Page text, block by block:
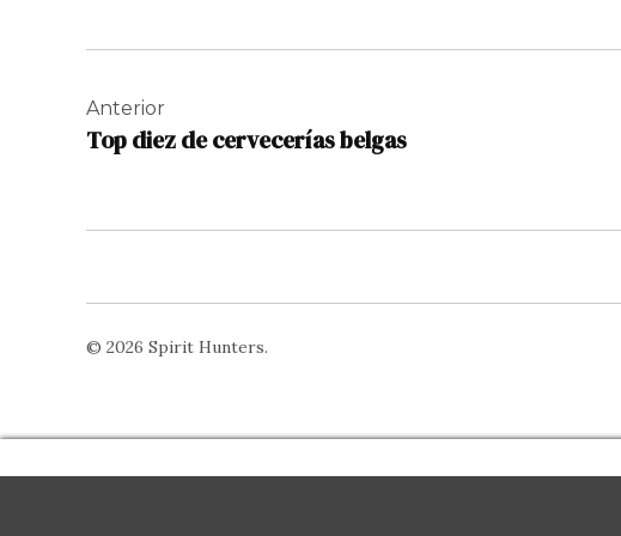
de
Anterior
Top diez de cervecerías belgas
© 2026 Spirit Hunters.